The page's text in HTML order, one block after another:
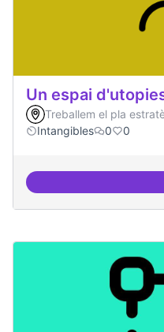
Un espai
Treballem el pla
Intangibles
0 0